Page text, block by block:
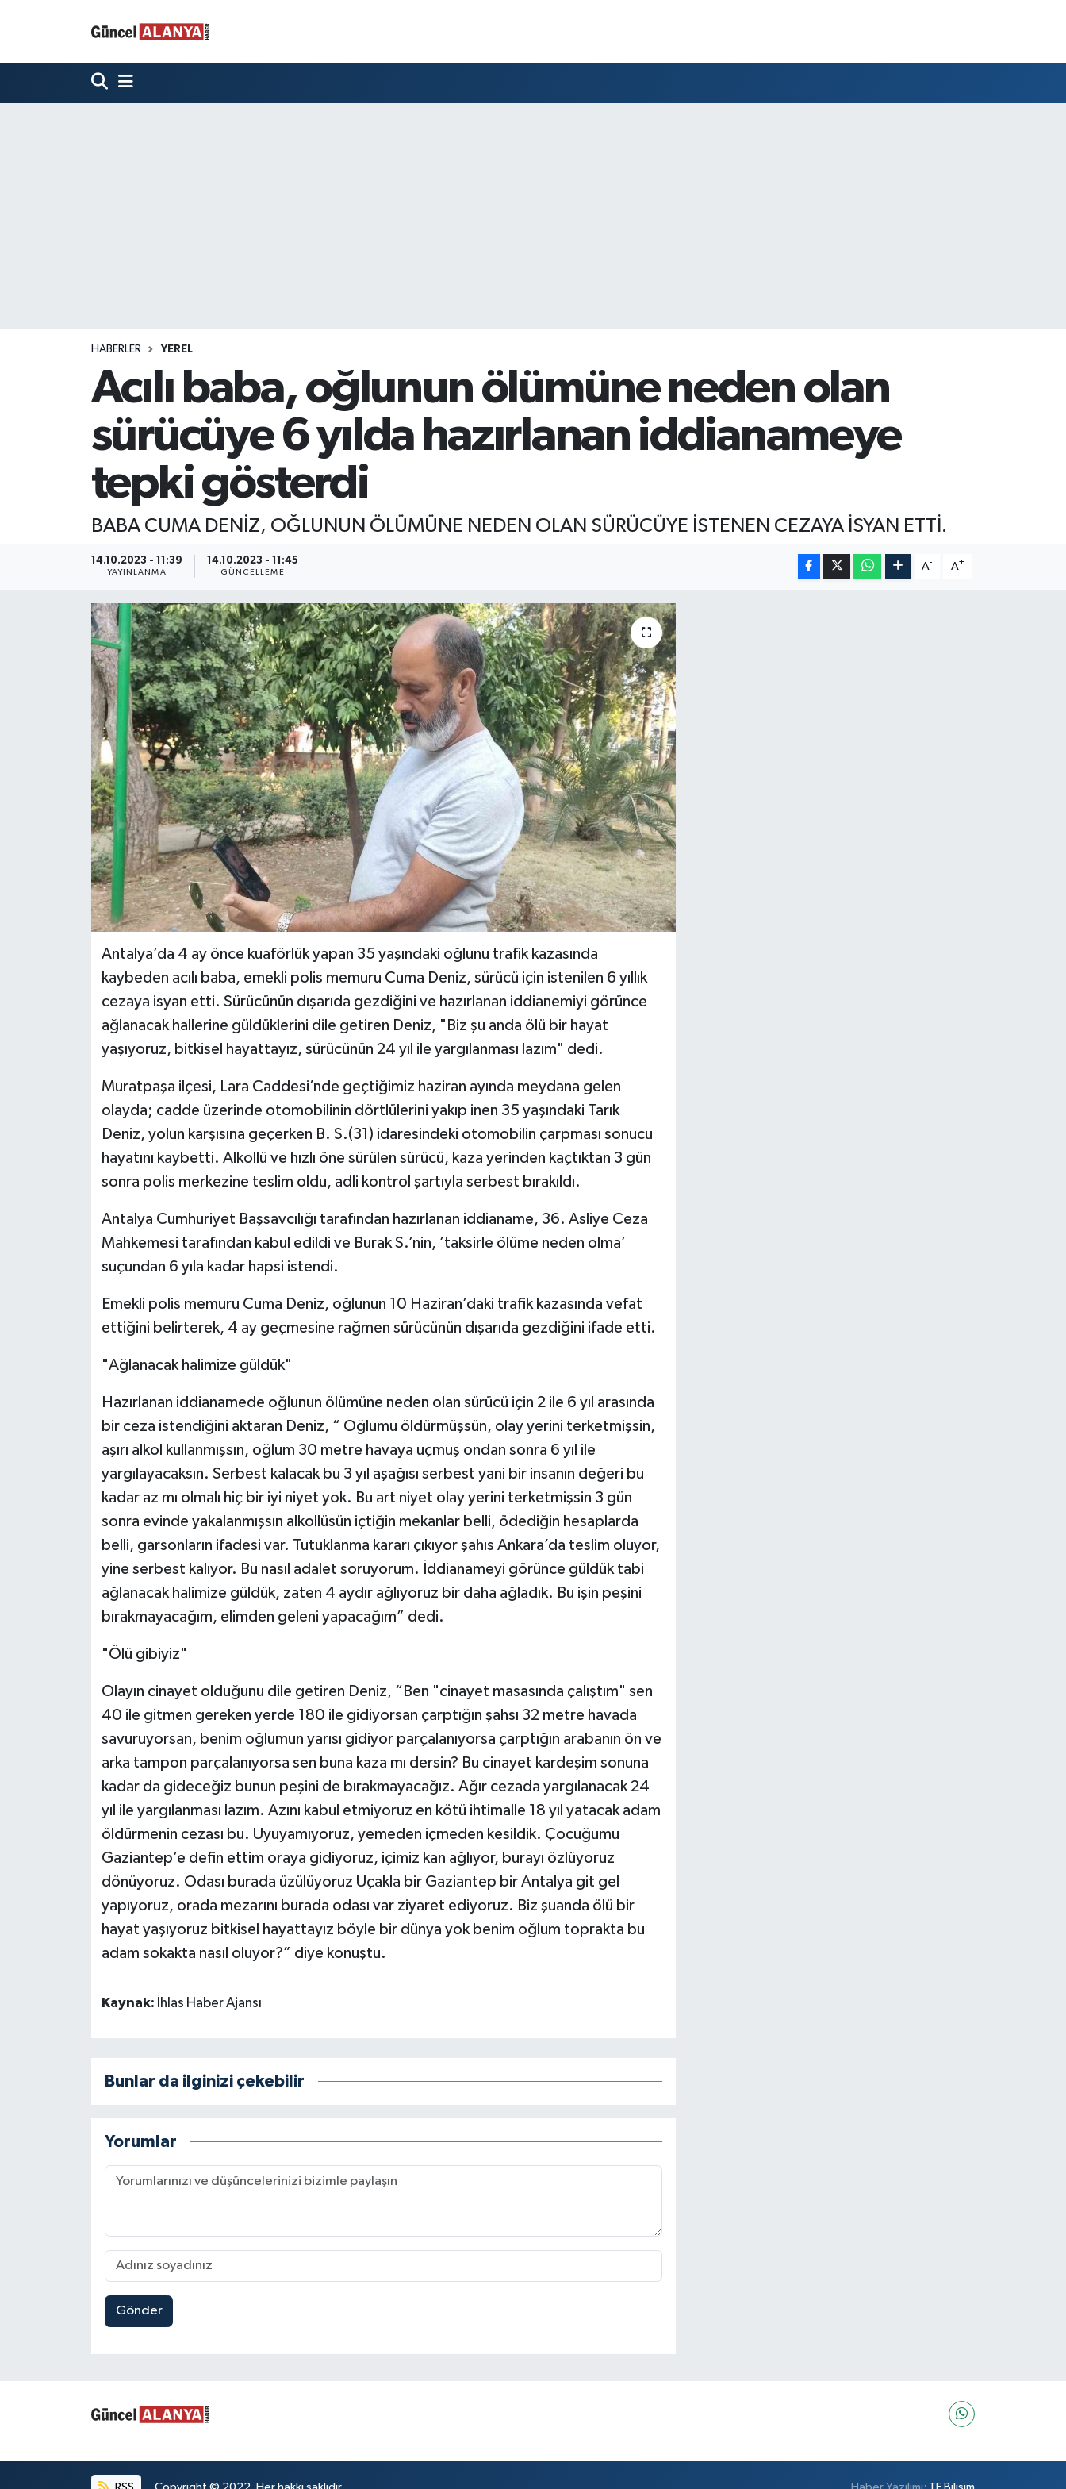
HABERLER YEREL
Acılı baba, oğlunun ölümüne neden olan
sürücüye 6 yılda hazırlanan iddianameye
tepki gösterdi
BABA CUMA DENİZ, OĞLUNUN ÖLÜMÜNE NEDEN OLAN SÜRÜCÜYE İSTENEN CEZAYA İSYAN ETTİ.
14.10.2023 - 11:39
YAYINLANMA
14.10.2023 - 11:45
GÜNCELLEME
A- A+
Antalya’da 4 ay önce kuaförlük yapan 35 yaşındaki oğlunu trafik kazasında
kaybeden acılı baba, emekli polis memuru Cuma Deniz, sürücü için istenilen 6 yıllık
cezaya isyan etti. Sürücünün dışarıda gezdiğini ve hazırlanan iddianemiyi görünce
ağlanacak hallerine güldüklerini dile getiren Deniz, "Biz şu anda ölü bir hayat
yaşıyoruz, bitkisel hayattayız, sürücünün 24 yıl ile yargılanması lazım" dedi.
Muratpaşa ilçesi, Lara Caddesi’nde geçtiğimiz haziran ayında meydana gelen
olayda; cadde üzerinde otomobilinin dörtlülerini yakıp inen 35 yaşındaki Tarık
Deniz, yolun karşısına geçerken B. S.(31) idaresindeki otomobilin çarpması sonucu
hayatını kaybetti. Alkollü ve hızlı öne sürülen sürücü, kaza yerinden kaçtıktan 3 gün
sonra polis merkezine teslim oldu, adli kontrol şartıyla serbest bırakıldı.
Antalya Cumhuriyet Başsavcılığı tarafından hazırlanan iddianame, 36. Asliye Ceza
Mahkemesi tarafından kabul edildi ve Burak S.’nin, ’taksirle ölüme neden olma’
suçundan 6 yıla kadar hapsi istendi.
Emekli polis memuru Cuma Deniz, oğlunun 10 Haziran’daki trafik kazasında vefat
ettiğini belirterek, 4 ay geçmesine rağmen sürücünün dışarıda gezdiğini ifade etti.
"Ağlanacak halimize güldük"
Hazırlanan iddianamede oğlunun ölümüne neden olan sürücü için 2 ile 6 yıl arasında
bir ceza istendiğini aktaran Deniz, “ Oğlumu öldürmüşsün, olay yerini terketmişsin,
aşırı alkol kullanmışsın, oğlum 30 metre havaya uçmuş ondan sonra 6 yıl ile
yargılayacaksın. Serbest kalacak bu 3 yıl aşağısı serbest yani bir insanın değeri bu
kadar az mı olmalı hiç bir iyi niyet yok. Bu art niyet olay yerini terketmişsin 3 gün
sonra evinde yakalanmışsın alkollüsün içtiğin mekanlar belli, ödediğin hesaplarda
belli, garsonların ifadesi var. Tutuklanma kararı çıkıyor şahıs Ankara’da teslim oluyor,
yine serbest kalıyor. Bu nasıl adalet soruyorum. İddianameyi görünce güldük tabi
ağlanacak halimize güldük, zaten 4 aydır ağlıyoruz bir daha ağladık. Bu işin peşini
bırakmayacağım, elimden geleni yapacağım” dedi.
"Ölü gibiyiz"
Olayın cinayet olduğunu dile getiren Deniz, “Ben "cinayet masasında çalıştım" sen
40 ile gitmen gereken yerde 180 ile gidiyorsan çarptığın şahsı 32 metre havada
savuruyorsan, benim oğlumun yarısı gidiyor parçalanıyorsa çarptığın arabanın ön ve
arka tampon parçalanıyorsa sen buna kaza mı dersin? Bu cinayet kardeşim sonuna
kadar da gideceğiz bunun peşini de bırakmayacağız. Ağır cezada yargılanacak 24
yıl ile yargılanması lazım. Azını kabul etmiyoruz en kötü ihtimalle 18 yıl yatacak adam
öldürmenin cezası bu. Uyuyamıyoruz, yemeden içmeden kesildik. Çocuğumu
Gaziantep’e defin ettim oraya gidiyoruz, içimiz kan ağlıyor, burayı özlüyoruz
dönüyoruz. Odası burada üzülüyoruz Uçakla bir Gaziantep bir Antalya git gel
yapıyoruz, orada mezarını burada odası var ziyaret ediyoruz. Biz şuanda ölü bir
hayat yaşıyoruz bitkisel hayattayız böyle bir dünya yok benim oğlum toprakta bu
adam sokakta nasıl oluyor?” diye konuştu.
Kaynak: İhlas Haber Ajansı
Bunlar da ilginizi çekebilir
Yorumlar
Gönder